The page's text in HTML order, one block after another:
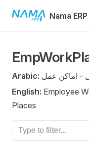
Skip to contentNama
Arabic: - اماكن عمل
English: Employee
Places